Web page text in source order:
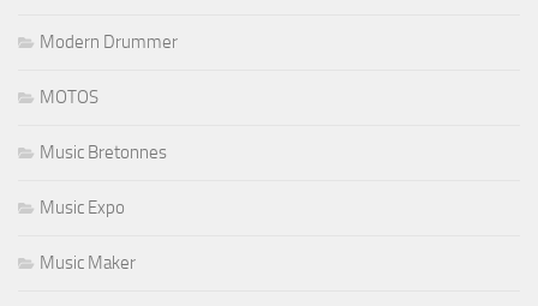
Modern Drummer
MOTOS
Music Bretonnes
Music Expo
Music Maker